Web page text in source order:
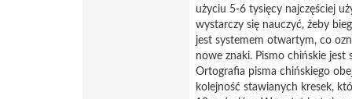
użyciu 5-6 tysięcy najczęściej
wystarczy się nauczyć, żeby
jest systemem otwartym, co
nowe znaki. Pismo chińskie jest
Ortografia pisma chińskiego
kolejność stawianych kresek,